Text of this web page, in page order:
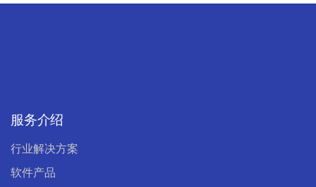
服务介绍
行业解决方案
软件产品